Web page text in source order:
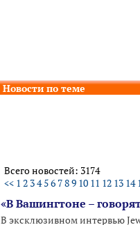
Новости по теме
Всего новостей: 3174
<< 1 2 34 56 789 10 11 12 13 14
«В Вашингтоне –
В эксклюзивном интервью